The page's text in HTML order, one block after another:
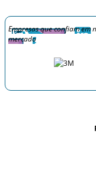
Empresas que confiam em
mercado